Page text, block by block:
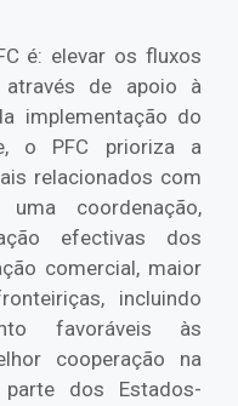
é: elevar os fluxos
através de apoio à
implementação do
o PFC prioriza a
relacionados com
coordenação,
efectivas dos
comercial, maior
incluindo
favoráveis às
cooperação na
dos Estados-